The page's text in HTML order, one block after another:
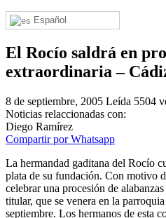
Español
El Rocío saldrá en
extraordinaria –
8 de septiembre, 2005 Leída 5504
Noticias relaccionadas con:
Diego Ramírez
Compartir por Whatsapp
La hermandad gaditana del Rocío
plata de su fundación. Con motivo
celebrar una procesión de
titular, que se venera en la
septiembre. Los hermanos de esta
¡Bienvenido! Soy el
¿En qué
Historia de la Virgen del Rocío
¿Cuándo es la romería del
¿Cuántas hermandades
¿Cuándo se construyó la